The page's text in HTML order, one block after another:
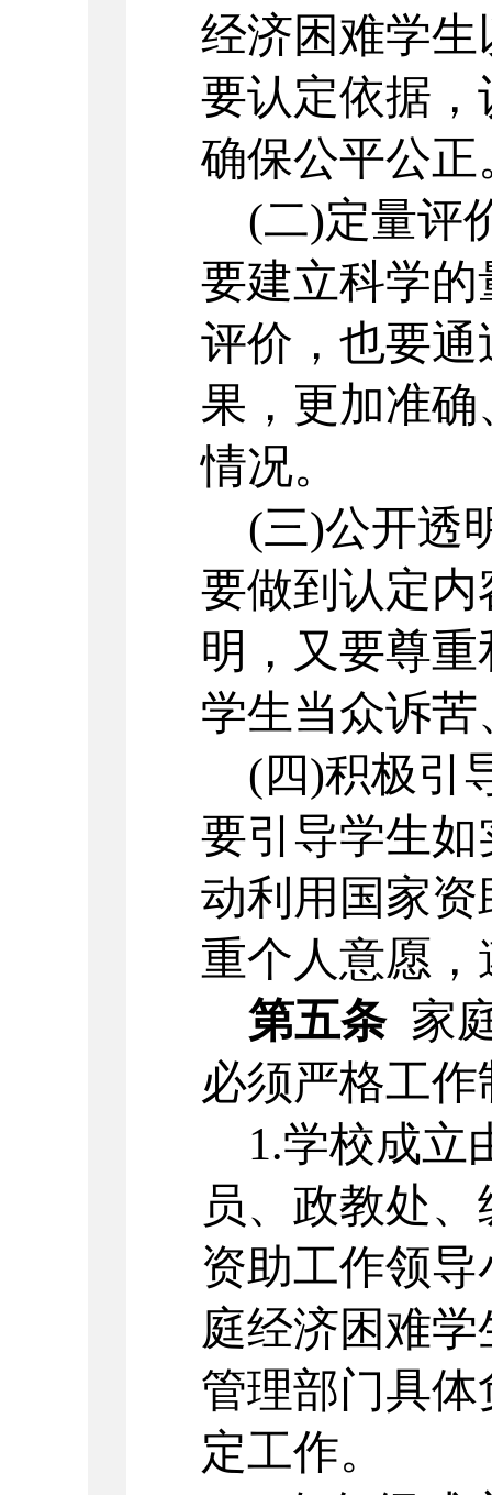
经济困难学
要认定依据
确保公平公正
(二)定量评
要建立科学
评价，也要
果，更加准
情况。
(三)公开透
要做到认定
明，又要尊
学生当众诉
(四)积极引
要引导学生
动利用国家
重个人意愿
第五条 家
必须严格工作
1.学校成立
员、政教处
资助工作领
庭经济困难
管理部门具
定工作。